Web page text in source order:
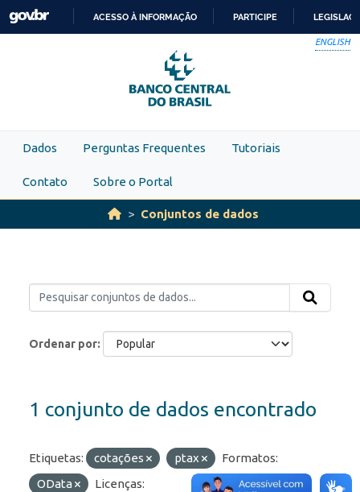
Skip to main content
PARA
O
CONTEÚDO
ACESSO À INFORMAÇÃO PARTICIPE
ENGLISH
Dados Perguntas Frequentes Tutoriais
Contato Sobre o Portal
Conjuntos de dados
Ordenar por
1 conjunto de dados encontrado
Etiquetas: cotações ptax
Formatos:
OData
Licenças: